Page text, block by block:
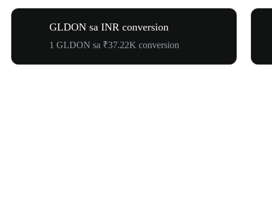
GLDON sa INR conversion
1 GLDON sa ₹37.22K conversion